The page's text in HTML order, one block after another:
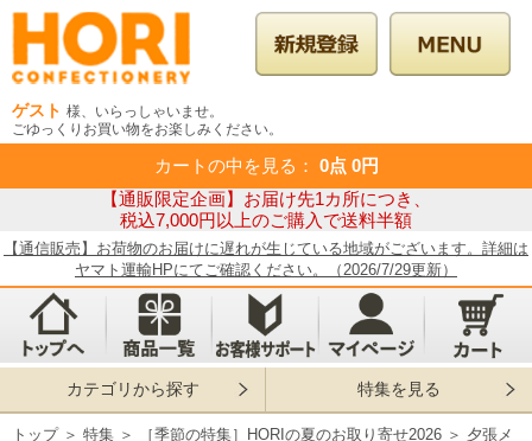
ゲスト 様、いらっしゃいませ。
ごゆっくりお買い物をお楽しみください。
カートの中を見る ： 0点 0円
【通販限定企画】お届け先1カ所につき、
税込7,000円以上のご購入で送料半額
【通信販売】お荷物のお届けに遅れが生じている地域がございます。詳細は
ヤマト運輸HPにてご確認ください。（2026/7/29更新）
カテゴリから探す 特集を見る
トップ ＞ 特集 ＞ ［季節の特集］HORIの夏のお取り寄せ2026 ＞ 夕張メ